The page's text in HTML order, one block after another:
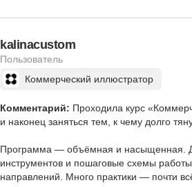
kalinacustom
Пользователь
Коммерческий иллюстратор
Комментарий: Проходила курс
и наконец заняться тем, к чему долго
Программа — объёмная и насыщенная.
инструментов и пошаговые схемы
направлений. Много практики — почти